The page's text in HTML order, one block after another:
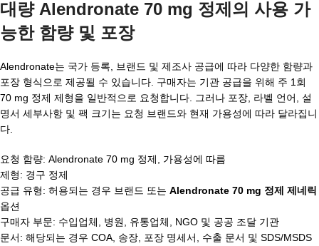
대량 Alendronate 70 mg 정제의 사용 가
능한 함량 및 포장
Alendronate는 국가 등록, 브랜드 및 제조사 공급에 따라 다양한 함량과
포장 형식으로 제공될 수 있습니다. 구매자는 기관 공급을 위해 주 1회
70 mg 정제 제형을 일반적으로 요청합니다. 그러나 포장, 라벨 언어, 설
명서 세부사항 및 팩 크기는 요청 브랜드와 현재 가용성에 따라 달라집니
다.
요청 함량: Alendronate 70 mg 정제, 가용성에 따름
제형: 경구 정제
공급 유형: 허용되는 경우 브랜드 또는 Alendronate 70 mg 정제 제네릭
옵션
구매자 부문: 수입업체, 병원, 유통업체, NGO 및 공공 조달 기관
문서: 해당되는 경우 COA, 송장, 포장 명세서, 수출 문서 및 SDS/MSDS